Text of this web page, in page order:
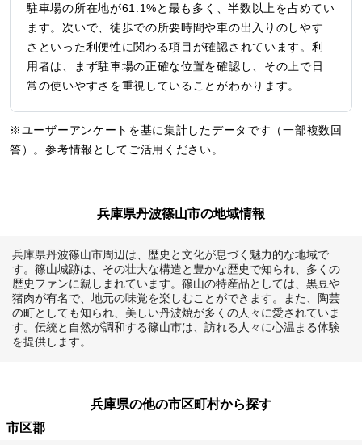
駐車場の所在地が61.1%と最も多く、半数以上を占めてい
ます。次いで、徒歩での所要時間や車の出入りのしやす
さといった利便性に関わる項目が確認されています。利
用者は、まず駐車場の正確な位置を確認し、その上で日
常の使いやすさを重視していることがわかります。
※ユーザーアンケートを基に集計したデータです（一部複数回
答）。参考情報としてご活用ください。
兵庫県丹波篠山市の地域情報
兵庫県丹波篠山市周辺は、歴史と文化が息づく魅力的な地域で
す。篠山城跡は、その壮大な構造と豊かな歴史で知られ、多くの
歴史ファンに親しまれています。篠山の特産品としては、黒豆や
猪肉が有名で、地元の味覚を楽しむことができます。また、陶芸
の町としても知られ、美しい丹波焼が多くの人々に愛されていま
す。伝統と自然が調和する篠山市は、訪れる人々に心温まる体験
を提供します。
兵庫県の他の市区町村から探す
市区郡